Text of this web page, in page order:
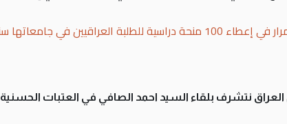
في جامعاتها سنويا
العراق نتشرف بلقاء السيد احمد الصافي في العتبات الحسنية